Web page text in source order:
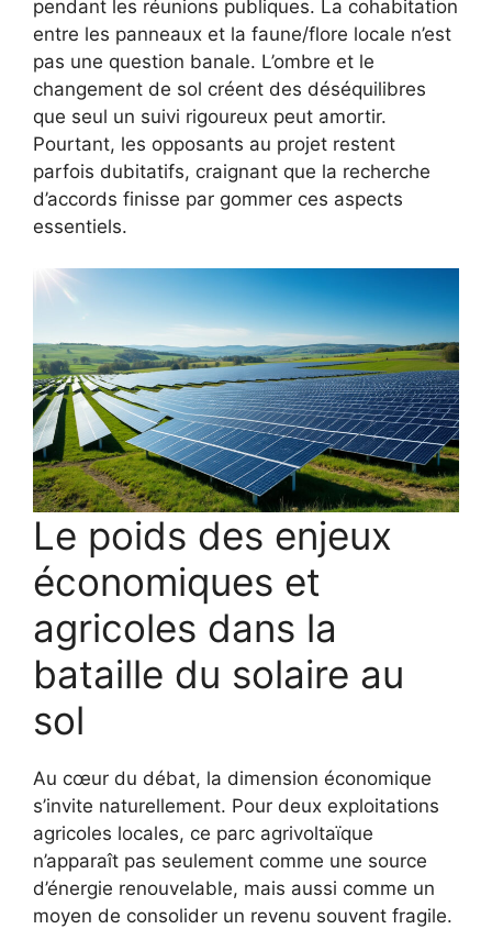
pendant les réunions publiques. La cohabitation
entre les panneaux et la faune/flore locale n’est
pas une question banale. L’ombre et le
changement de sol créent des déséquilibres
que seul un suivi rigoureux peut amortir.
Pourtant, les opposants au projet restent
parfois dubitatifs, craignant que la recherche
d’accords finisse par gommer ces aspects
essentiels.
Le poids des enjeux
économiques et
agricoles dans la
bataille du solaire au
sol
Au cœur du débat, la dimension économique
s’invite naturellement. Pour deux exploitations
agricoles locales, ce parc agrivoltaïque
n’apparaît pas seulement comme une source
d’énergie renouvelable, mais aussi comme un
moyen de consolider un revenu souvent fragile.